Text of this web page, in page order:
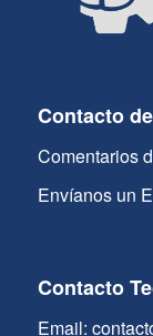
Contacto
Comentarios
Envíanos un
Contacto
Email: